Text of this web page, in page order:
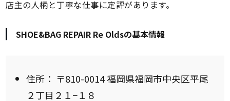
店主の人柄と丁寧な仕事に定評があります。
SHOE&BAG REPAIR Re Oldsの基本情報
住所： 〒810-0014 福岡県福岡市中央区平尾
２丁目２１−１８